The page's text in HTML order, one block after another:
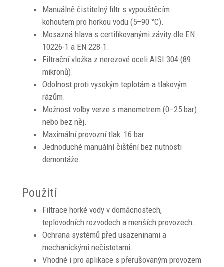
Manuálně čistitelný filtr s vypouštěcím
kohoutem pro horkou vodu (5–90 °C).
Mosazná hlava s certifikovanými závity dle EN
10226-1 a EN 228-1.
Filtrační vložka z nerezové oceli AISI 304 (89
mikronů).
Odolnost proti vysokým teplotám a tlakovým
rázům.
Možnost volby verze s manometrem (0–25 bar)
nebo bez něj.
Maximální provozní tlak: 16 bar.
Jednoduché manuální čištění bez nutnosti
demontáže.
Použití
Filtrace horké vody v domácnostech,
teplovodních rozvodech a menších provozech.
Ochrana systémů před usazeninami a
mechanickými nečistotami.
Vhodné i pro aplikace s přerušovaným provozem